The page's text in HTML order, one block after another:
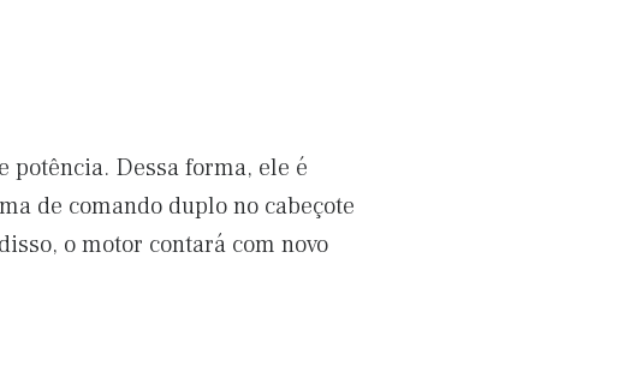
potência. Dessa forma, ele é
de comando duplo no cabeçote
o motor contará com novo